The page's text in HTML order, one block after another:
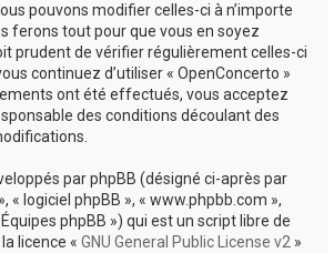
pouvons modifier celles-ci à n’importe
ferons tout pour que vous en soyez
prudent de vérifier régulièrement celles-ci
continuez d’utiliser « OpenConcerto »
ont été effectués, vous acceptez
des conditions découlant des
par phpBB (désigné ci-après par
« logiciel phpBB », « www.phpbb.com »,
phpBB ») qui est un script libre de
licence « GNU General Public License v2 »